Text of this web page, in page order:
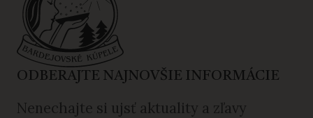
ODBERAJTE NAJNOVŠIE INFORMÁCIE
Nenechajte si ujsť aktuality a zľavy